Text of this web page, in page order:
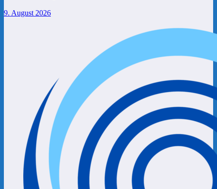
9. August 2026